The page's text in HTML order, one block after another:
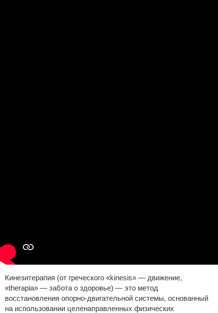
Кинезитерапия (от греческого «kinesis» — движение,
«therapia» — забота о здоровье) — это метод
восстановления опорно-двигательной системы, основанный
на использовании целенаправленных физических